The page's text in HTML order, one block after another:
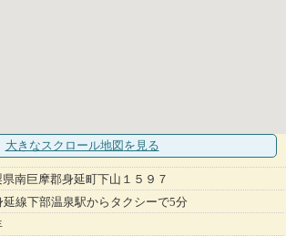
大きなスクロール地図 を見る
県南巨摩郡身延町下山１５９７
延線下部温泉駅からタクシーで5分